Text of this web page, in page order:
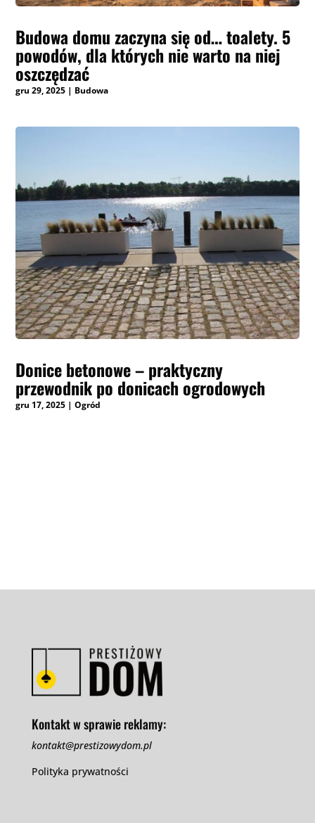
Budowa domu zaczyna się od… toalety. 5
powodów, dla których nie warto na niej
oszczędzać
gru 29, 2025 | Budowa
Donice betonowe – praktyczny
przewodnik po donicach ogrodowych
gru 17, 2025 |Ogród
Kontakt w sprawie reklamy:
kontakt@prestizowydom.pl
Polityka prywatności